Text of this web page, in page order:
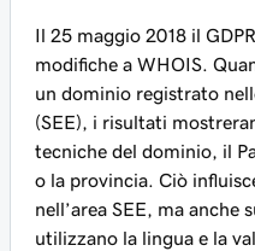
Il 25 maggio 2018 il
modifiche a WHOIS.
un dominio registrato
(SEE), i risultati
tecniche del dominio, il
o la provincia. Ciò
nell’area SEE, ma anche
utilizzano la lingua e la